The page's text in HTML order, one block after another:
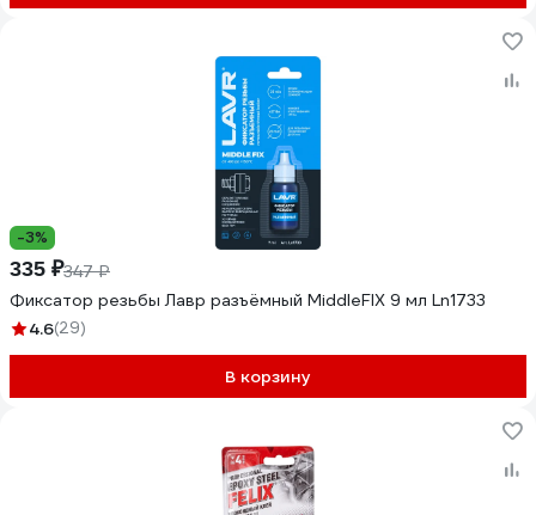
-3%
335 ₽347 ₽
Фиксатор резьбы Лавр разъёмный MiddleFIX 9 мл Ln1733
4.6(29)
В корзину